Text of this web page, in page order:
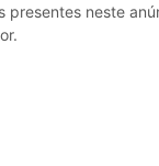
presentes neste